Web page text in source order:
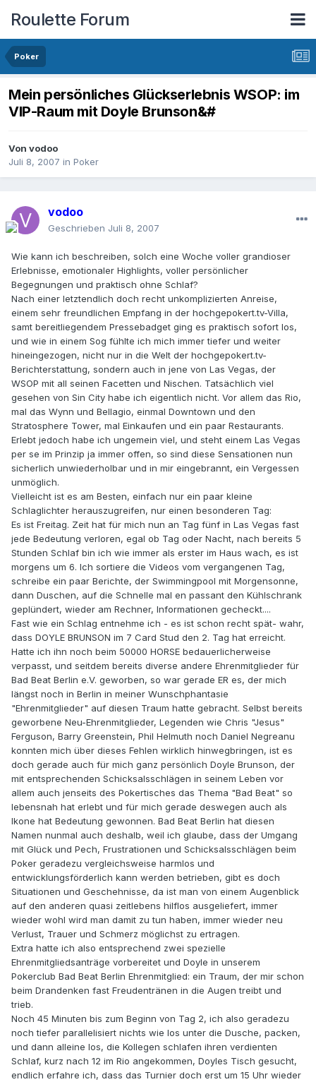
Roulette Forum
Poker
Mein persönliches Glückserlebnis WSOP: im
VIP-Raum mit Doyle Brunson&#
Von vodoo
Juli 8, 2007 in Poker
vodoo
Geschrieben Juli 8, 2007
Wie kann ich beschreiben, solch eine Woche voller grandioser
Erlebnisse, emotionaler Highlights, voller persönlicher
Begegnungen und praktisch ohne Schlaf?
Nach einer letztendlich doch recht unkomplizierten Anreise,
einem sehr freundlichen Empfang in der hochgepokert.tv-Villa,
samt bereitliegendem Pressebadget ging es praktisch sofort los,
und wie in einem Sog fühlte ich mich immer tiefer und weiter
hineingezogen, nicht nur in die Welt der hochgepokert.tv-
Berichterstattung, sondern auch in jene von Las Vegas, der
WSOP mit all seinen Facetten und Nischen. Tatsächlich viel
gesehen von Sin City habe ich eigentlich nicht. Vor allem das Rio,
mal das Wynn und Bellagio, einmal Downtown und den
Stratosphere Tower, mal Einkaufen und ein paar Restaurants.
Erlebt jedoch habe ich ungemein viel, und steht einem Las Vegas
per se im Prinzip ja immer offen, so sind diese Sensationen nun
sicherlich unwiederholbar und in mir eingebrannt, ein Vergessen
unmöglich.
Vielleicht ist es am Besten, einfach nur ein paar kleine
Schlaglichter herauszugreifen, nur einen besonderen Tag:
Es ist Freitag. Zeit hat für mich nun an Tag fünf in Las Vegas fast
jede Bedeutung verloren, egal ob Tag oder Nacht, nach bereits 5
Stunden Schlaf bin ich wie immer als erster im Haus wach, es ist
morgens um 6. Ich sortiere die Videos vom vergangenen Tag,
schreibe ein paar Berichte, der Swimmingpool mit Morgensonne,
dann Duschen, auf die Schnelle mal en passant den Kühlschrank
geplündert, wieder am Rechner, Informationen gecheckt....
Fast wie ein Schlag entnehme ich - es ist schon recht spät- wahr,
dass DOYLE BRUNSON im 7 Card Stud den 2. Tag hat erreicht.
Hatte ich ihn noch beim 50000 HORSE bedauerlicherweise
verpasst, und seitdem bereits diverse andere Ehrenmitglieder für
Bad Beat Berlin e.V. geworben, so war gerade ER es, der mich
längst noch in Berlin in meiner Wunschphantasie
"Ehrenmitglieder" auf diesen Traum hatte gebracht. Selbst bereits
geworbene Neu-Ehrenmitglieder, Legenden wie Chris "Jesus"
Ferguson, Barry Greenstein, Phil Helmuth noch Daniel Negreanu
konnten mich über dieses Fehlen wirklich hinwegbringen, ist es
doch gerade auch für mich ganz persönlich Doyle Brunson, der
mit entsprechenden Schicksalsschlägen in seinem Leben vor
allem auch jenseits des Pokertisches das Thema "Bad Beat" so
lebensnah hat erlebt und für mich gerade deswegen auch als
Ikone hat Bedeutung gewonnen. Bad Beat Berlin hat diesen
Namen nunmal auch deshalb, weil ich glaube, dass der Umgang
mit Glück und Pech, Frustrationen und Schicksalsschlägen beim
Poker geradezu vergleichsweise harmlos und
entwicklungsförderlich kann werden betrieben, gibt es doch
Situationen und Geschehnisse, da ist man von einem Augenblick
auf den anderen quasi zeitlebens hilflos ausgeliefert, immer
wieder wohl wird man damit zu tun haben, immer wieder neu
Verlust, Trauer und Schmerz möglichst zu ertragen.
Extra hatte ich also entsprechend zwei spezielle
Ehrenmitgliedsanträge vorbereitet und Doyle in unserem
Pokerclub Bad Beat Berlin Ehrenmitglied: ein Traum, der mir schon
beim Drandenken fast Freudentränen in die Augen treibt und
trieb.
Noch 45 Minuten bis zum Beginn von Tag 2, ich also geradezu
noch tiefer parallelisiert nichts wie los unter die Dusche, packen,
und dann alleine los, die Kollegen schlafen ihren verdienten
Schlaf, kurz nach 12 im Rio angekommen, Doyles Tisch gesucht,
endlich erfahre ich, dass das Turnier doch erst um 15 Uhr wieder